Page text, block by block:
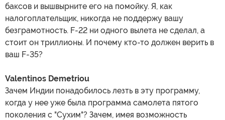
баксов и вышвырните его на помойку. Я, как
налогоплательщик, никогда не поддержу вашу
безграмотность. F-22 ни одного вылета не сделал, а
стоит он триллионы. И почему кто-то должен верить в
ваш F-35?
Valentinos Demetriou
Зачем Индии понадобилось лезть в эту программу,
когда у нее уже была программа самолета пятого
поколения с "Сухим"? Зачем, имея возможность